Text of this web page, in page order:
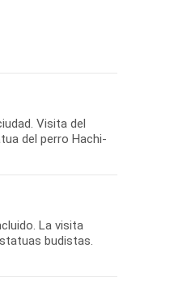
Visita del
del perro Hachi-
La visita
budistas.